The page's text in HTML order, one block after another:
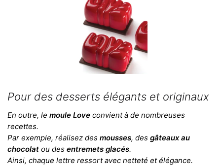
Pour des desserts élégants et originaux
En outre, le moule Love convient à de nombreuses
recettes.
Par exemple, réalisez des mousses, des gâteaux au
chocolat ou des entremets glacés.
Ainsi, chaque lettre ressort avec netteté et élégance.